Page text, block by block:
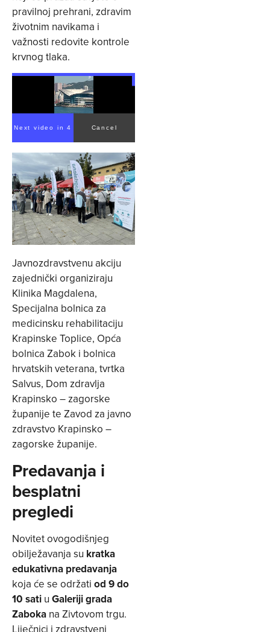
pravilnoj prehrani, zdravim
životnim navikama i
važnosti redovite kontrole
krvnog tlaka.
Next video in 3 Cancel
Javnozdravstvenu akciju
zajednički organiziraju
Klinika Magdalena,
Specijalna bolnica za
medicinsku rehabilitaciju
Krapinske Toplice, Opća
bolnica Zabok i bolnica
hrvatskih veterana, tvrtka
Salvus, Dom zdravlja
Krapinsko – zagorske
županije te Zavod za javno
zdravstvo Krapinsko –
zagorske županije.
Predavanja i
besplatni
pregledi
Novitet ovogodišnjeg
obilježavanja su kratka
edukativna predavanja
koja će se održati od 9 do
10 sati u Galeriji grada
Zaboka na Zivtovom trgu.
Liječnici i zdravstveni